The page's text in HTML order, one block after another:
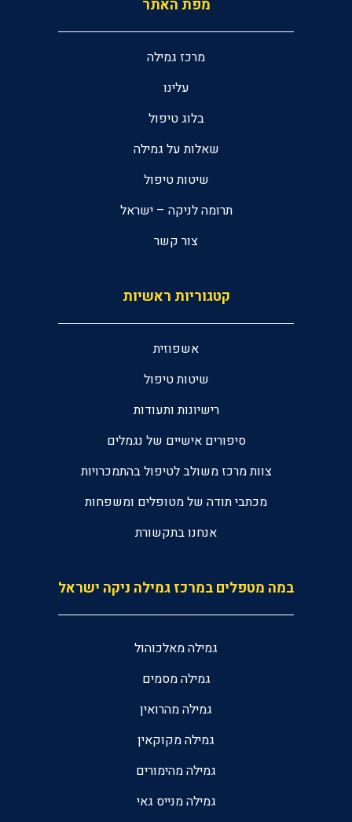
מפת האתר
מרכז גמילה
עלינו
בלוג טיפול
שאלות על גמילה
שיטות טיפול
תרומה לניקה – ישראל
צור קשר
קטגוריות ראשיות
אשפוזית
שיטות טיפול
רישיונות ותעודות
סיפורים אישיים של נגמלים
צוות מרכז משולב לטיפול בהתמכרויות
מכתבי תודה של מטופלים ומשפחות
אנחנו בתקשורת
במה מטפלים במרכז גמילה ניקה ישראל
גמילה מאלכוהול
גמילה מסמים
גמילה מהרואין
גמילה מקוקאין
גמילה מהימורים
גמילה מנייס גאי